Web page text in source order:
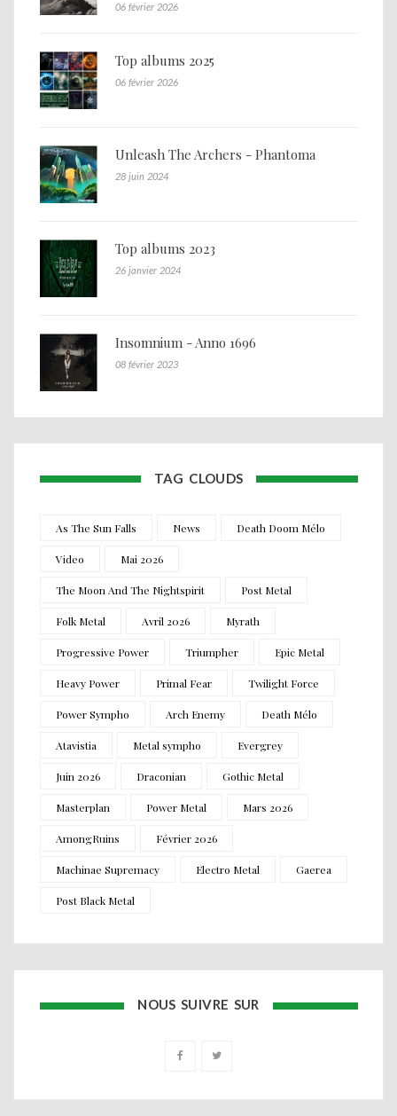
06 février 2026
Top albums 2025
06 février 2026
Unleash The Archers - Phantoma
28 juin 2024
Top albums 2023
26 janvier 2024
Insomnium - Anno 1696
08 février 2023
TAG CLOUDS
As The Sun Falls News Death Doom Mélo
Video Mai 2026
The Moon And The Nightspirit Post Metal
Folk Metal Avril 2026 Myrath
Progressive Power Triumpher Epic Metal
Heavy Power Primal Fear Twilight Force
Power Sympho Arch Enemy Death Mélo
Atavistia Metal sympho Evergrey
Juin 2026 Draconian Gothic Metal
Masterplan Power Metal Mars 2026
AmongRuins Février 2026
Machinae Supremacy Electro Metal Gaerea
Post Black Metal
NOUS SUIVRE SUR